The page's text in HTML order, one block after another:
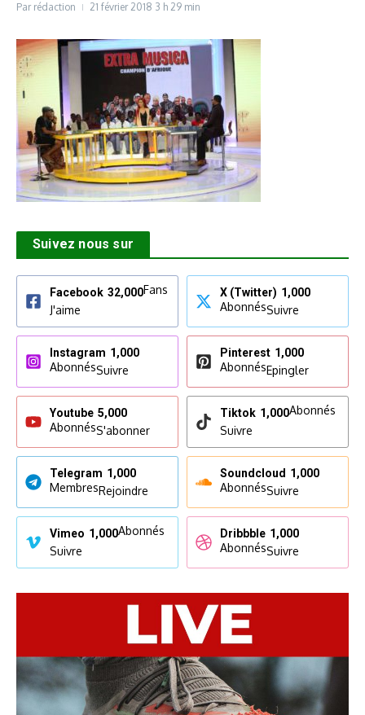
Par rédaction 21 février 2018 3 h 29 min
Suivez nous sur
Facebook 32,000Fans
J'aime
X (Twitter) 1,000
AbonnésSuivre
Instagram 1,000
AbonnésSuivre
Pinterest 1,000
AbonnésEpingler
Youtube 5,000
AbonnésS'abonner
Tiktok 1,000Abonnés
Suivre
Telegram 1,000
MembresRejoindre
Soundcloud 1,000
AbonnésSuivre
Vimeo 1,000Abonnés
Suivre
Dribbble 1,000
AbonnésSuivre